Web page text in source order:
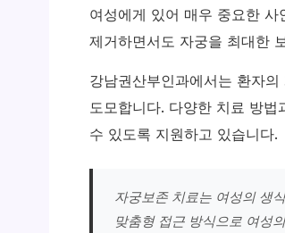
여성에게 있어 매우 중요한 사
제거하면서도 자궁을 최대한
강남권산부인과에서는 환자
도모합니다. 다양한 치료 방
수 있도록 지원하고 있습니다.
자궁보존 치료는 여성의 생
맞춤형 접근 방식으로 여성